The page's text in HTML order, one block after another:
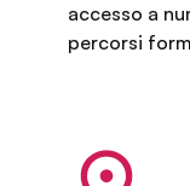
accesso a
percorsi